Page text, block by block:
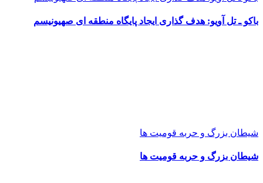
باکو ـ تل آویو: هدف گذاری ایجاد پایگاه منطقه ای صهیونیسم
شیطان بزرگ و حربه قومیت ها
شیطان بزرگ و حربه قومیت ها